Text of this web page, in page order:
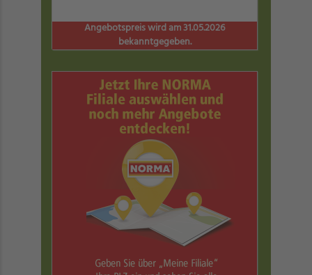
Angebotspreis wird am 31.05.2026
bekanntgegeben.